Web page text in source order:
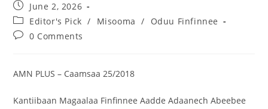
June 2, 2026
Editor's Pick / Misooma /
Oduu Finfinnee
0 Comments
AMN PLUS – Caamsaa 25/2018
Kantiibaan Magaalaa Finfinnee Aadde Adaanech Abeebee